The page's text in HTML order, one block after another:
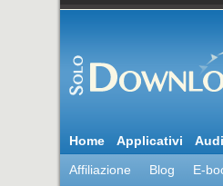
Home Applicativi
Affiliazione
Blog E-